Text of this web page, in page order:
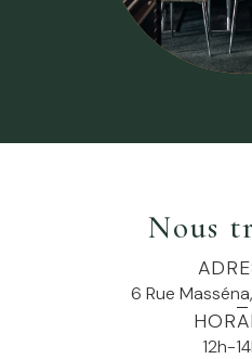
Nous
6 Rue
12h-